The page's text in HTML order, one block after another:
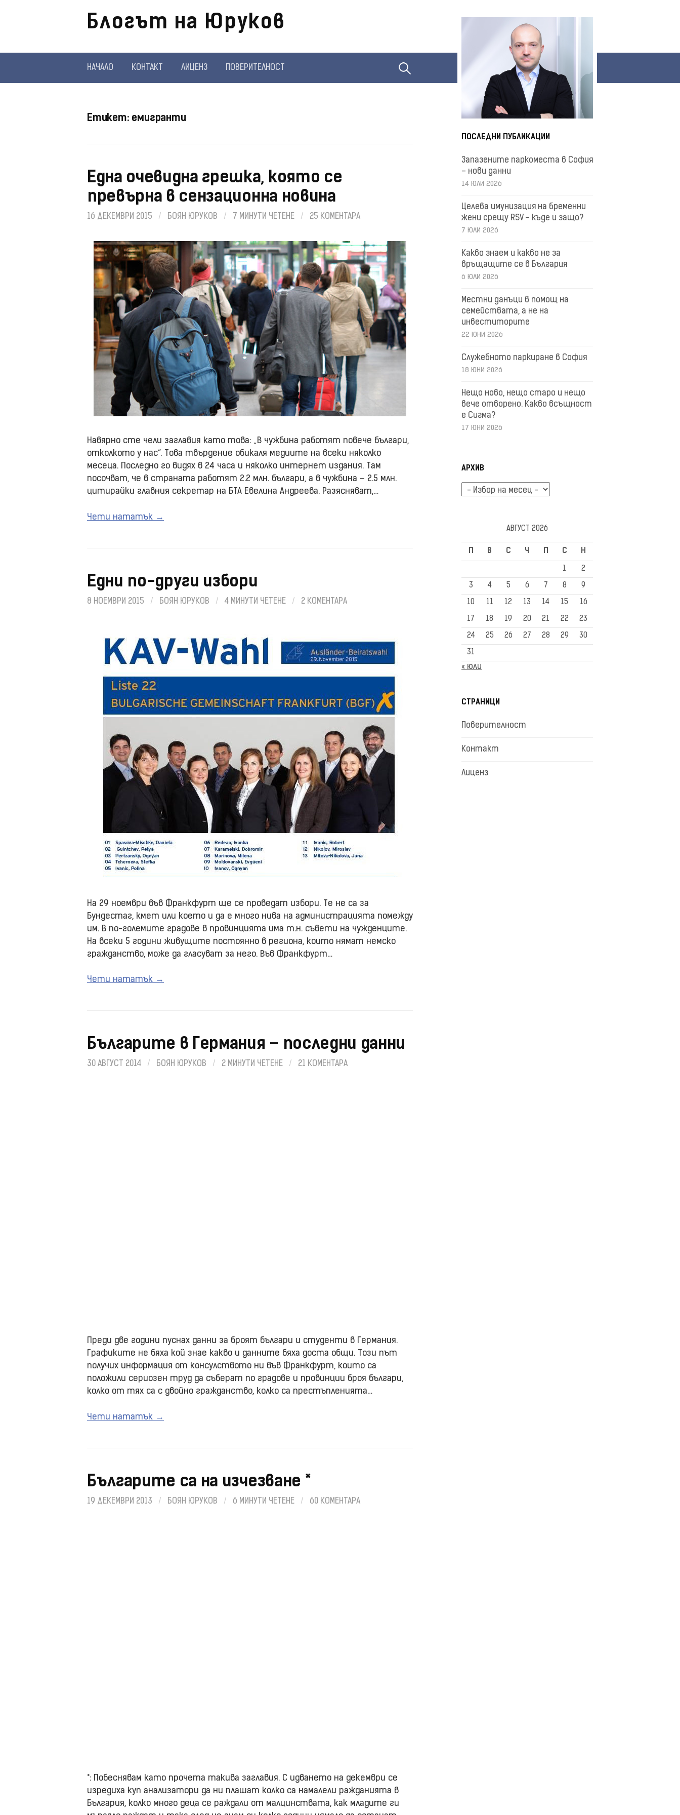
Блогът на Юруков
НАЧАЛО КОНТАКТ ЛИЦЕНЗ ПОВЕРИТЕЛНОСТ Търсене
Етикет: емигранти
Eдна очевидна грешка, която се
превърна в сензационна новина
16 ДЕКЕМВРИ 2015 / БОЯН ЮРУКОВ / 7 МИНУТИ ЧЕТЕНЕ / 25 КОМЕНТАРА
Навярно сте чели заглавия като това: „В чужбина работят повече българи,
отколкото у нас“. Това твърдение обикаля медиите на всеки няколко
месеца. Последно го видях в 24 часа и няколко интернет издания. Там
посочват, че в страната работят 2.2 млн. българи, а в чужбина – 2.5 млн.
цитирайки главния секретар на БТА Евелина Андреева. Разясняват,…
Чети нататък →
Едни по-други избори
8 НОЕМВРИ 2015 / БОЯН ЮРУКОВ / 4 МИНУТИ ЧЕТЕНЕ / 2 КОМЕНТАРА
На 29 ноември във Франкфурт ще се проведат избори. Те не са за
Бундестаг, кмет или което и да е много нива на администрацията помежду
им. В по-големите градове в провинцията има т.н. съвети на чужденците.
На всеки 5 години живущите постоянно в региона, които нямат немско
гражданство, може да гласуват за него. Във Франкфурт…
Чети нататък →
Българите в Германия – последни данни
30 АВГУСТ 2014 / БОЯН ЮРУКОВ / 2 МИНУТИ ЧЕТЕНЕ / 21 КОМЕНТАРА
Преди две години пуснах данни за броят българи и студенти в Германия.
Графиките не бяха кой знае какво и данните бяха доста общи. Този път
получих информация от консулството ни във Франкфурт, които са
положили сериозен труд да съберат по градове и провинции броя българи,
колко от тях са с двойно гражданство, колко са престъпленията…
Чети нататък →
Българите са на изчезване *
19 ДЕКЕМВРИ 2013 / БОЯН ЮРУКОВ / 6 МИНУТИ ЧЕТЕНЕ / 60 КОМЕНТАРА
*: Побеснявам като прочета такива заглавия. С идването на декември се
изредиха куп анализатори да ни плашат колко са намалели ражданията в
България, колко много деца се раждали от малцинствата, как младите ги
ПОСЛЕДНИ ПУБЛИКАЦИИ
Запазените паркоместа в София
– нови данни
14 ЮЛИ 2026
Целева имунизация на бременни
жени срещу RSV – къде и защо?
7 ЮЛИ 2026
Какво знаем и какво не за
връщащите се в България
6 ЮЛИ 2026
Местни данъци в помощ на
семействата, а не на
инвеститорите
22 ЮНИ 2026
Служебното паркиране в София
18 ЮНИ 2026
Нещо ново, нещо старо и нещо
вече отворено. Какво всъщност
е Сигма?
17 ЮНИ 2026
АРХИВ
Архив
АВГУСТ 2026
В С Ч С Н
1 2
3 4 5 6 7 8 9
10 11 12 13 14 15 16
17 18 19 20 21 22 23
24 25 26 27 28 29 30
31
« юли
СТРАНИЦИ
Поверителност
Контакт
Лиценз